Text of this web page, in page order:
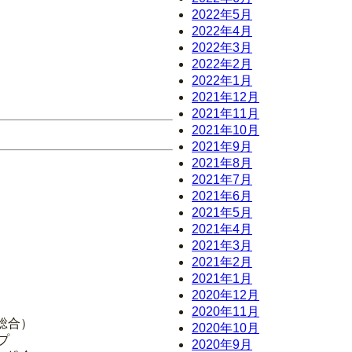
）
2022年5月
2022年4月
2022年3月
2022年2月
2022年1月
2021年12月
2021年11月
2021年10月
2021年9月
2021年8月
2021年7月
2021年6月
2021年5月
2021年4月
2021年3月
2021年2月
2021年1月
2020年12月
2020年11月
2020年10月
2020年9月